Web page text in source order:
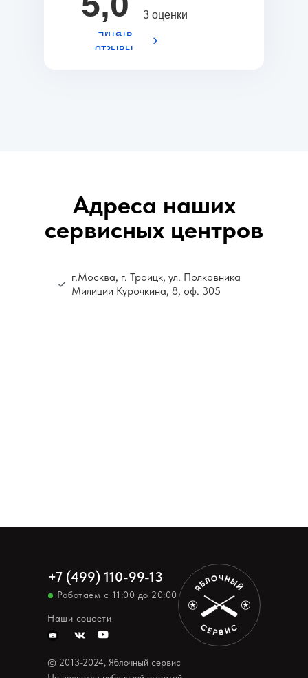
Читать
отзывы
3 оценки
Адреса наших
сервисных центров
г.Москва, г. Троицк, ул. Полковника
Милиции Курочкина, 8, оф. 305
+7 (499) 110-99-13
Работаем с 11:00 до 20:00
Наши соцсети
© 2013-2024, Яблочный сервис